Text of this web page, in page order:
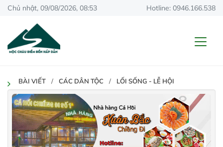
Chủ nhật, 09/08/2026, 08:53 Hotline: 0946.166.538
BÀI VIẾT CÁC DÂN TỘC LỐI SỐNG - LỄ HỘI